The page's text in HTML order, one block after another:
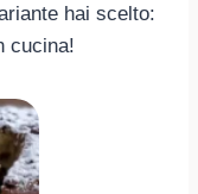
hai scelto:
cucina!